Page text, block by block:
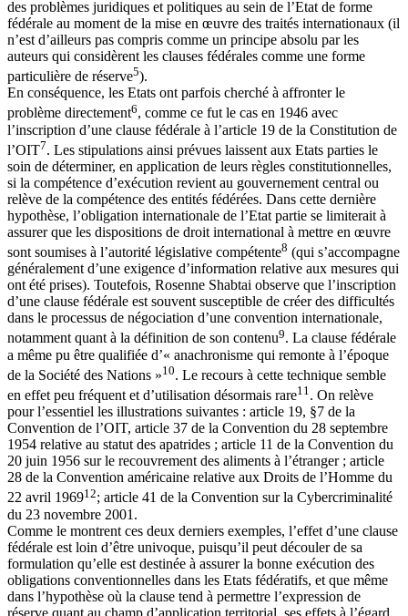
des problèmes juridiques et politiques au sein de l’Etat de forme
fédérale au moment de la mise en œuvre des traités internationaux (il
n’est d’ailleurs pas compris comme un principe absolu par les
auteurs qui considèrent les clauses fédérales comme une forme
particulière de réserve5).
En conséquence, les Etats ont parfois cherché à affronter le
problème directement6, comme ce fut le cas en 1946 avec
l’inscription d’une clause fédérale à l’article 19 de la Constitution de
l’OIT7. Les stipulations ainsi prévues laissent aux Etats parties le
soin de déterminer, en application de leurs règles constitutionnelles,
si la compétence d’exécution revient au gouvernement central ou
relève de la compétence des entités fédérées. Dans cette dernière
hypothèse, l’obligation internationale de l’Etat partie se limiterait à
assurer que les dispositions de droit international à mettre en œuvre
sont soumises à l’autorité législative compétente8 (qui s’accompagne
généralement d’une exigence d’information relative aux mesures qui
ont été prises). Toutefois, Rosenne Shabtai observe que l’inscription
d’une clause fédérale est souvent susceptible de créer des difficultés
dans le processus de négociation d’une convention internationale,
notamment quant à la définition de son contenu9. La clause fédérale
a même pu être qualifiée d’« anachronisme qui remonte à l’époque
de la Société des Nations »10. Le recours à cette technique semble
en effet peu fréquent et d’utilisation désormais rare11. On relève
pour l’essentiel les illustrations suivantes : article 19, §7 de la
Convention de l’OIT, article 37 de la Convention du 28 septembre
1954 relative au statut des apatrides ; article 11 de la Convention du
20 juin 1956 sur le recouvrement des aliments à l’étranger ; article
28 de la Convention américaine relative aux Droits de l’Homme du
22 avril 196912; article 41 de la Convention sur la Cybercriminalité
du 23 novembre 2001.
Comme le montrent ces deux derniers exemples, l’effet d’une clause
fédérale est loin d’être univoque, puisqu’il peut découler de sa
formulation qu’elle est destinée à assurer la bonne exécution des
obligations conventionnelles dans les Etats fédératifs, et que même
dans l’hypothèse où la clause tend à permettre l’expression de
réserve quant au champ d’application territorial, ses effets à l’égard